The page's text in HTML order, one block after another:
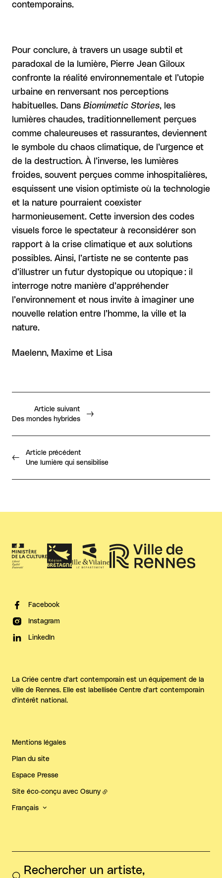
contemporains.
Pour conclure, à travers un usage subtil et
paradoxal de la lumière, Pierre Jean Giloux
confronte la réalité environnementale et l’utopie
urbaine en renversant nos perceptions
habituelles. Dans Biomimetic Stories, les
lumières chaudes, traditionnellement perçues
comme chaleureuses et rassurantes, deviennent
le symbole du chaos climatique, de l’urgence et
de la destruction. À l’inverse, les lumières
froides, souvent perçues comme inhospitalières,
esquissent une vision optimiste où la technologie
et la nature pourraient coexister
harmonieusement. Cette inversion des codes
visuels force le spectateur à reconsidérer son
rapport à la crise climatique et aux solutions
possibles. Ainsi, l’artiste ne se contente pas
d’illustrer un futur dystopique ou utopique : il
interroge notre manière d’appréhender
l’environnement et nous invite à imaginer une
nouvelle relation entre l’homme, la ville et la
nature.
Maelenn, Maxime et Lisa
Article précédent
Une lumière qui sensibilise
Article suivant
Des mondes hybrides
Facebook
Instagram
LinkedIn
La Criée centre d'art contemporain est un équipement de la
ville de Rennes. Elle est labellisée Centre d'art contemporain
d'intérêt national.
Mentions légales
Plan du site
Espace Presse
Site éco-conçu avec Osuny
Français
Rechercher un artiste,